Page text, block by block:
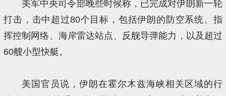
美军中央司令部晚些时候称，已完成对伊朗新一轮
打击，击中超过80个目标，包括伊朗的防空系统、指
挥控制网络、海岸雷达站点、反舰导弹能力，以及超过
60艘小型快艇。
美国官员说，伊朗在霍尔木兹海峡相关区域的行